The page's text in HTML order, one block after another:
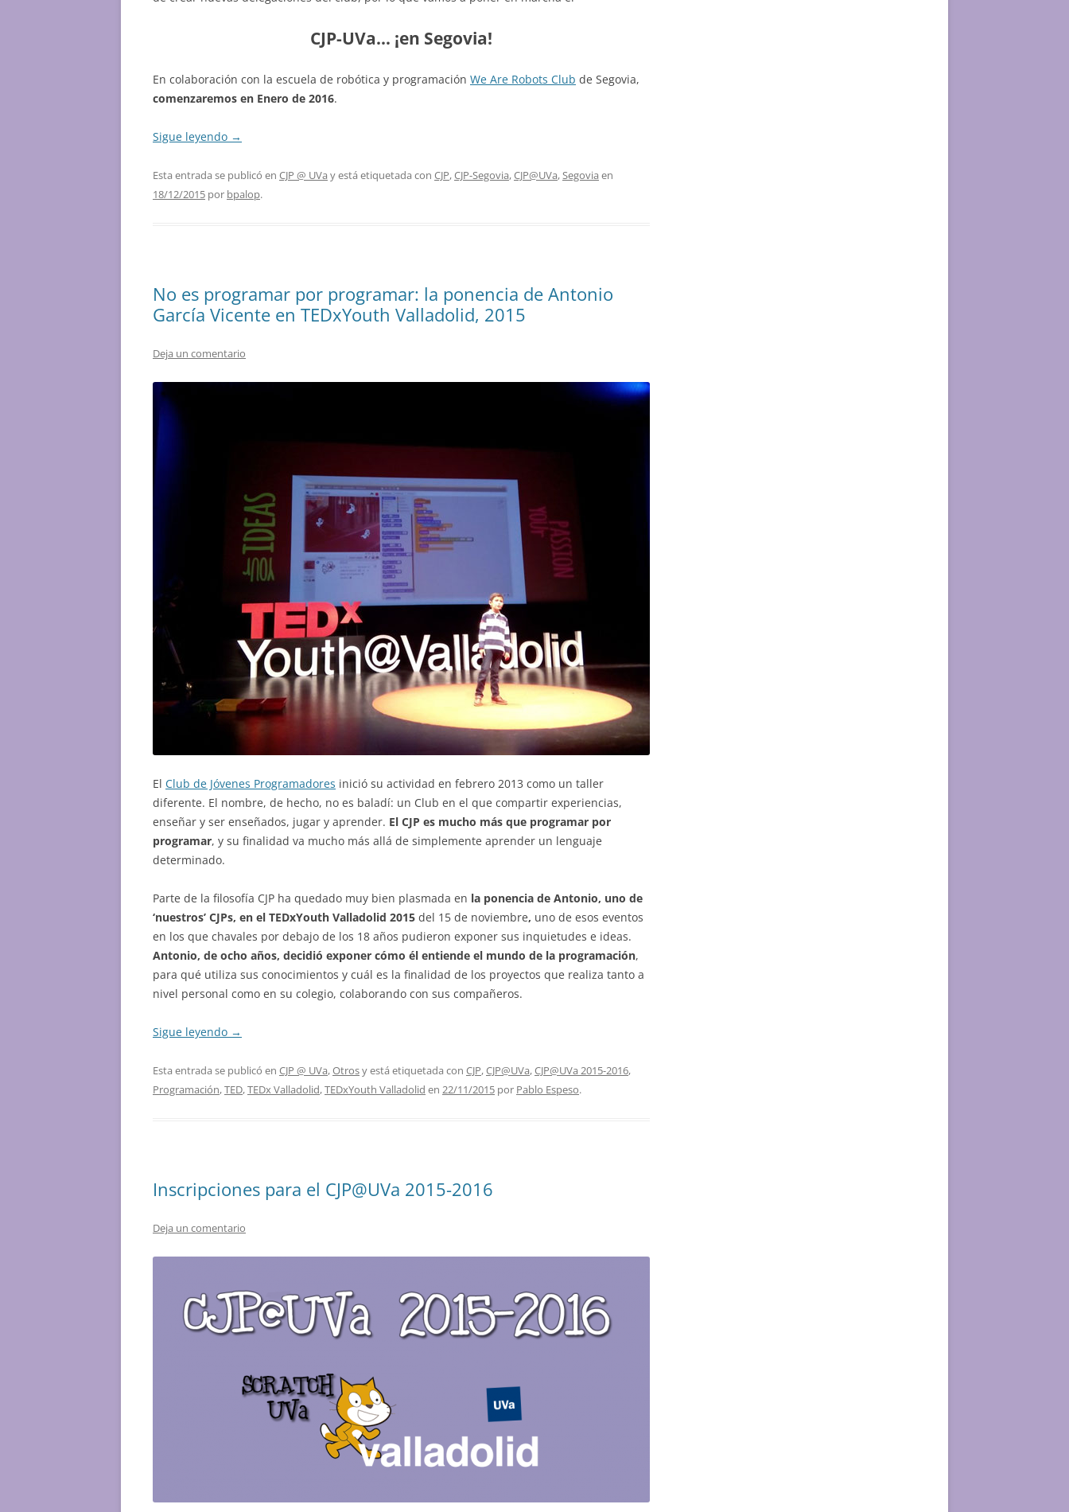
CJP-UVa… ¡en Segovia!
En colaboración con la escuela de robótica y programación We Are Robots Club de Segovia,
comenzaremos en Enero de 2016.
Sigue leyendo →
Esta entrada se publicó en CJP @ UVa y está etiquetada con CJP,CJP-Segovia,CJP@UVa,Segovia en
18/12/2015 por bpalop.
No es programar por programar: la ponencia de Antonio
García Vicente en TEDxYouth Valladolid, 2015
Deja un comentario
El Club de Jóvenes Programadores inició su actividad en febrero 2013 como un taller
diferente. El nombre, de hecho, no es baladí: un Club en el que compartir experiencias,
enseñar y ser enseñados, jugar y aprender. El CJP es mucho más que programar por
programar, y su finalidad va mucho más allá de simplemente aprender un lenguaje
determinado.
Parte de la filosofía CJP ha quedado muy bien plasmada en la ponencia de Antonio, uno de
‘nuestros’ CJPs, en el TEDxYouth Valladolid 2015 del 15 de noviembre, uno de esos eventos
en los que chavales por debajo de los 18 años pudieron exponer sus inquietudes e ideas.
Antonio, de ocho años, decidió exponer cómo él entiende el mundo de la programación,
para qué utiliza sus conocimientos y cuál es la finalidad de los proyectos que realiza tanto a
nivel personal como en su colegio, colaborando con sus compañeros.
Sigue leyendo →
Esta entrada se publicó en CJP @ UVa,Otrosy está etiquetada con CJP,CJP@UVa,CJP@UVa 2015-2016,
Programación,TED,TEDx Valladolid,TEDxYouth Valladolid en 22/11/2015 por Pablo Espeso.
Inscripciones para el CJP@UVa 2015-2016
Deja un comentario